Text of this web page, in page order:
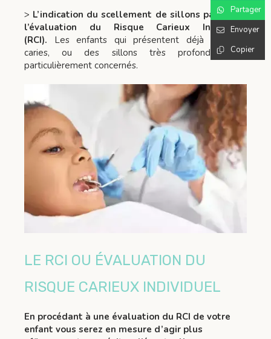
> L’indication du scellement de sillons passe par
l’évaluation du Risque Carieux Individuel
(RCI). Les enfants qui présentent déjà plusieurs
caries, ou des sillons très profonds, sont
particulièrement concernés.
LE RCI OU ÉVALUATION DU
RISQUE CARIEUX INDIVIDUEL
En procédant à une évaluation du RCI de votre
enfant vous serez en mesure d’agir plus
Partager
Envoyer
Copier